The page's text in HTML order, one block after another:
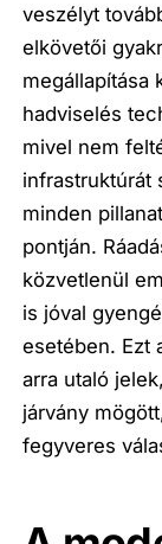
veszélyt
elkövetői
megállapítása
hadviselés
mivel nem
infrastruktúrát
minden
pontján.
közvetlenül
is jóval
esetében. Ezt
arra utaló
járvány
fegyveres